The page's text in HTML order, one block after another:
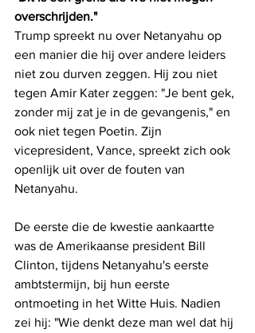
overschrijden."
Trump spreekt nu over Netanyahu op
een manier die hij over andere leiders
niet zou durven zeggen. Hij zou niet
tegen Amir Kater zeggen: "Je bent gek,
zonder mij zat je in de gevangenis," en
ook niet tegen Poetin. Zijn
vicepresident, Vance, spreekt zich ook
openlijk uit over de fouten van
Netanyahu.
De eerste die de kwestie aankaartte
was de Amerikaanse president Bill
Clinton, tijdens Netanyahu's eerste
ambtstermijn, bij hun eerste
ontmoeting in het Witte Huis. Nadien
zei hij: "Wie denkt deze man wel dat hij